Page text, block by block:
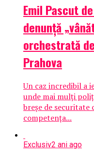
Emil Pascut
denunță
orchestrată
Prahova
Un caz incredibil a
unde mai mulți
breșe de securitate
competența...
Exclusiv2 ani ago